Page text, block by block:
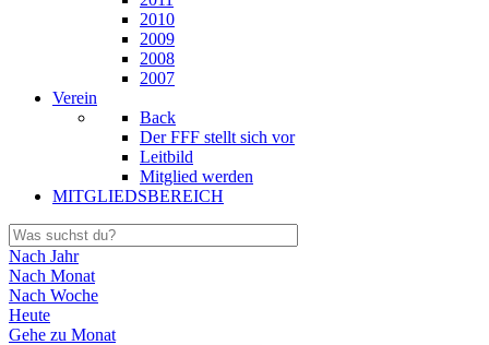
2010
2009
2008
2007
Verein
Back
Der FFF stellt sich vor
Leitbild
Mitglied werden
MITGLIEDSBEREICH
Nach Jahr
Nach Monat
Nach Woche
Heute
Gehe zu Monat